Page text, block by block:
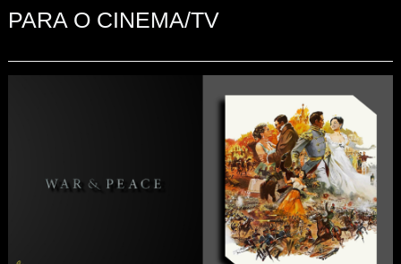
PARA O CINEMA/TV